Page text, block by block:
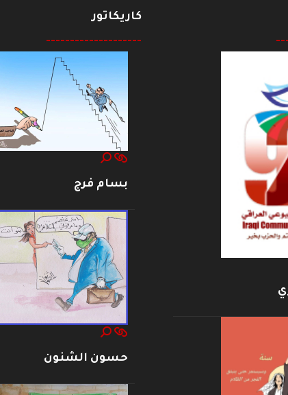
كاريكاتور
--------------------
بسام فرج
حسون الشنون